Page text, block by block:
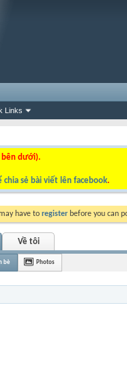
Links
bên dưới).
chia sẻ bài viết lên facebook.
have to register before you can
Về tôi
bè Photos